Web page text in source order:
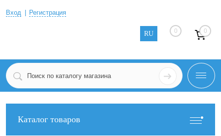
Вход Регистрация
RU 0 0
Каталог товаров